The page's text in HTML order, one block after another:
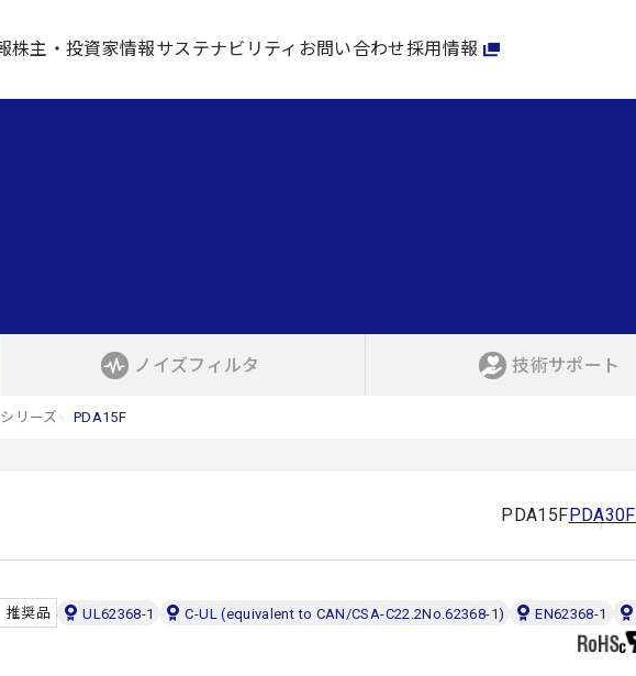
株主・投資家情報サステナビリティ お問い合わせ採用情報
ノイズフィルタ 技術サポート
リーズ PDA15F
PDA15FPDA30F
推奨品 UL62368-1 C-UL (equivalent to CAN/CSA-C22.2No.62368-1) EN62368-1